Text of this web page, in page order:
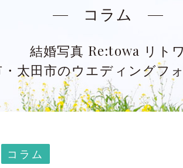
スタジオ
studio
ギャラリー 大宮
＆着物
コラム
結婚写真 Re:towa リト
太田市のウエディングフ
コラム